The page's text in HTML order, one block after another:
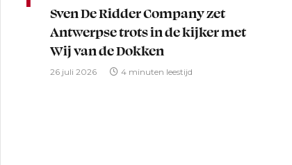
Sven De Ridder Company zet
Antwerpse trots in de kijker met
Wij van de Dokken
26 juli 2026 4 minuten leestijd